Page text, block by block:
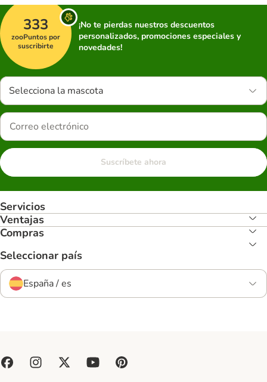
333
zooPuntos por
suscribirte
¡No te pierdas nuestros descuentos
personalizados, promociones especiales y
novedades!
Selecciona la mascota
Suscríbete ahora
Servicios
Ventajas
Compras
Seleccionar país
España / es